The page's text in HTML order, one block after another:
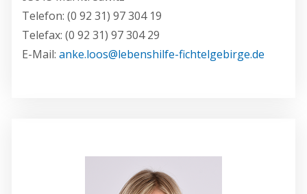
Telefon: (0 92 31) 97 304 19
Telefax: (0 92 31) 97 304 29
E-Mail: anke.loos@lebenshilfe-fichtelgebirge.de